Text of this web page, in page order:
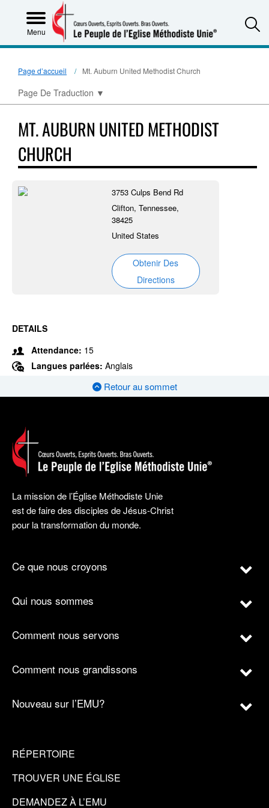
Menu
Page d’accueil Mt. Auburn United Methodist Church
Page De Traduction ▼
MT. AUBURN UNITED METHODIST
CHURCH
3753 Culps Bend Rd
Clifton, Tennessee,
38425
United States
Obtenir Des
Directions
DETAILS
Attendance: 15
Langues parlées: Anglais
Retour au sommet
La mission de l’Église Méthodiste Unie
est de faire des disciples de Jésus-Christ
pour la transformation du monde.
Ce que nous croyons
Qui nous sommes
Comment nous servons
Comment nous grandissons
Nouveau sur l’EMU?
RÉPERTOIRE
TROUVER UNE ÉGLISE
DEMANDEZ À L’EMU